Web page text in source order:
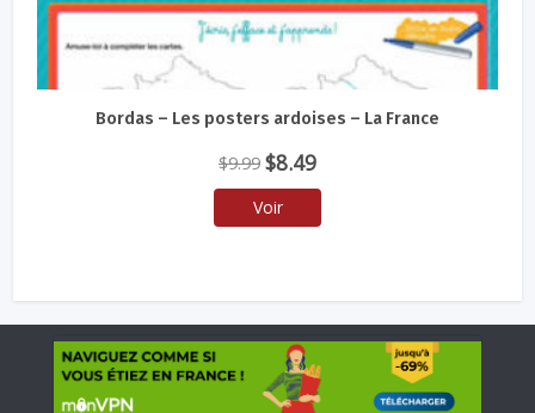
Bordas – Les posters ardoises – La France
$9.99 Le
prix
initial
$8.49Le
prix
Voir